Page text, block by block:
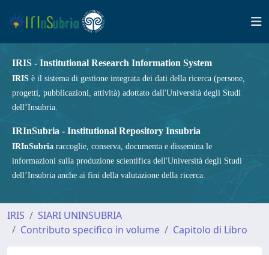
IRIS - Institutional Research Information System
IRIS è il sistema di gestione integrata dei dati della ricerca (persone,
progetti, pubblicazioni, attività) adottato dall'Università degli Studi
dell’Insubria.
IRInSubria - Institutional Repository Insubria
IRInSubria raccoglie, conserva, documenta e dissemina le
informazioni sulla produzione scientifica dell'Università degli Studi
dell’Insubria anche ai fini della valutazione della ricerca.
IRIS
SIARI UNINSUBRIA
Contributo specifico in volume
Capitolo di Libro